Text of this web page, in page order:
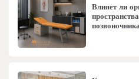
Влияет ли